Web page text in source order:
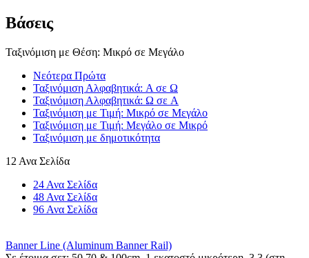
Βάσεις
Ταξινόμιση με Θέση: Μικρό σε Μεγάλο
Νεότερα Πρώτα
Ταξινόμιση Αλφαβητικά: A σε Ω
Ταξινόμιση Αλφαβητικά: Ω σε A
Ταξινόμιση με Τιμή: Μικρό σε Μεγάλο
Ταξινόμιση με Τιμή: Μεγάλο σε Μικρό
Ταξινόμιση με δημοτικότητα
12 Ανα Σελίδα
24 Ανα Σελίδα
48 Ανα Σελίδα
96 Ανα Σελίδα
Banner Line (Aluminum Banner Rail)